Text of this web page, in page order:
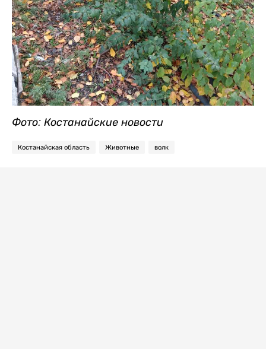
Фото: Костанайские новости
Костанайская область Животные волк